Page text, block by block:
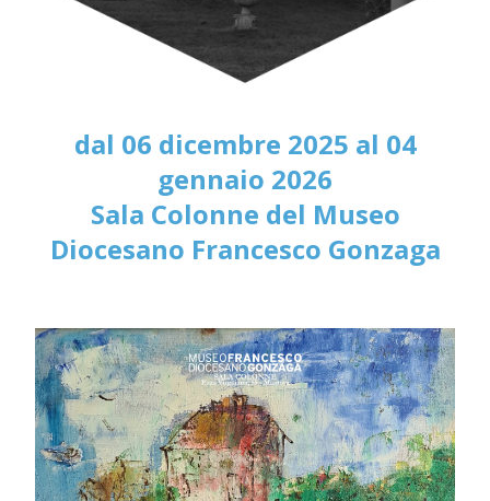
dal 06 dicembre 2025 al 04
gennaio 2026
Sala Colonne del Museo
Diocesano Francesco Gonzaga